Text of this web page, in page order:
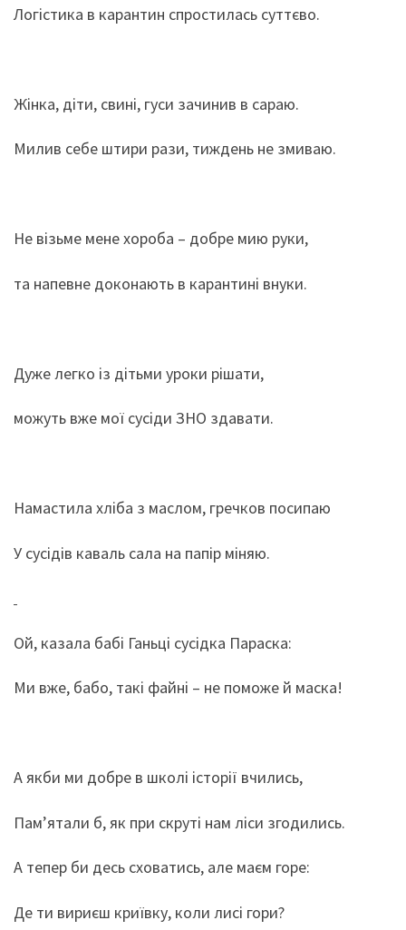
Логістика в карантин спростилась суттєво.
Жінка, діти, свині, гуси зачинив в сараю.
Милив себе штири рази, тиждень не змиваю.
Не візьме мене хороба – добре мию руки,
та напевне доконають в карантині внуки.
Дуже легко із дітьми уроки рішати,
можуть вже мої сусіди ЗНО здавати.
Намастила хліба з маслом, гречков посипаю
У сусідів каваль сала на папір міняю.
Ой, казала бабі Ганьці сусідка Параска:
Ми вже, бабо, такі файні – не поможе й маска!
А якби ми добре в школі історії вчились,
Пам’ятали б, як при скруті нам ліси згодились.
А тепер би десь сховатись, але маєм горе:
Де ти вириєш криївку, коли лисі гори?